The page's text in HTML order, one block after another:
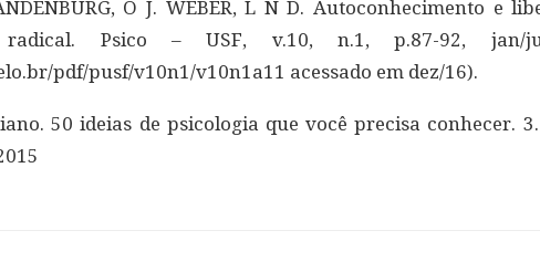
O J. WEBER, L N D. Autoconhecimento e
radical. Psico – USF, v.10, n.1, p.87-92, jan/
pdf/pusf/v10n1/v10n1a11 acessado em dez/16).
50 ideias de psicologia que você precisa conhecer. 3.